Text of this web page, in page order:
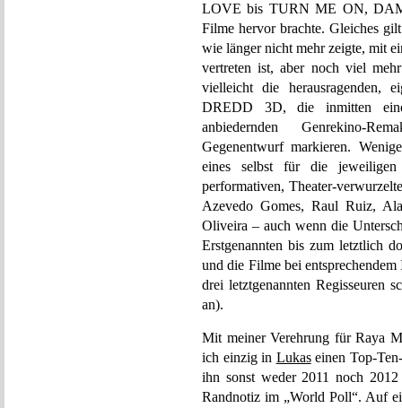
LOVE bis TURN ME ON,
Filme hervor brachte. Gleiches
wie länger nicht mehr zeigte, mit
vertreten ist, aber noch viel
vielleicht die herausragenden,
DREDD 3D, die inmitten
anbiedernden Genrekino-
Gegenentwurf markieren.
eines selbst für die jeweiligen
performativen, Theater-
Azevedo Gomes, Raul Ruiz,
Oliveira – auch wenn die
Erstgenannten bis zum letztlich
und die Filme bei
drei letztgenannten Regisseuren
an).
Mit meiner Verehrung für Raya
ich einzig in Lukaseinen Top-
ihn sonst weder 2011 noch
Randnotiz im „World Poll“. Auf